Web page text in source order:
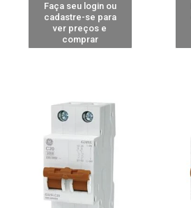
Faça seu login ou
cadastre-se para
ver preços e
comprar